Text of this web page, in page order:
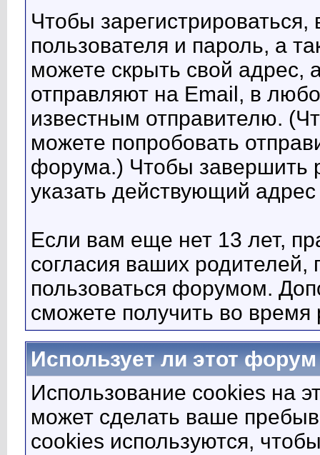
Чтобы
пользователя и пароль, а
можете скрыть свой адрес,
отправляют на Email, в
известным отправителю.
можете попробовать
форума.) Чтобы завершить
указать действующий
Если вам еще нет 13 лет,
согласия ваших
пользоваться форумом.
сможете получить во время
Использует ли этот
Использование cookies на
может сделать ваше
cookies используются,